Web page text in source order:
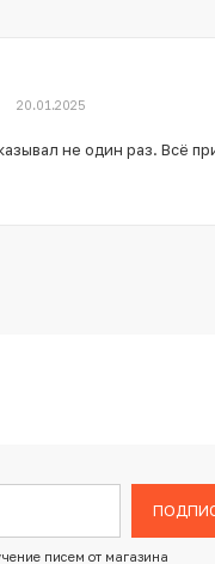
20.01.2025
не один раз. Всё
писем от магазина